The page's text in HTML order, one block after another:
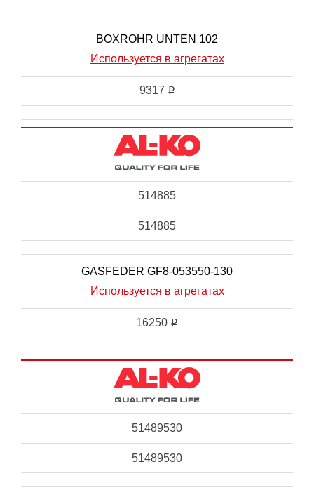
BOXROHR UNTEN 102
Используется в агрегатах
9317 i
514885
514885
GASFEDER GF8-053550-130
Используется в агрегатах
16250 i
51489530
51489530